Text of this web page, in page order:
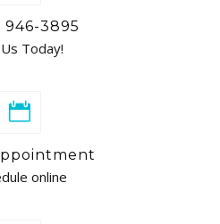
946-3895
Today!
online